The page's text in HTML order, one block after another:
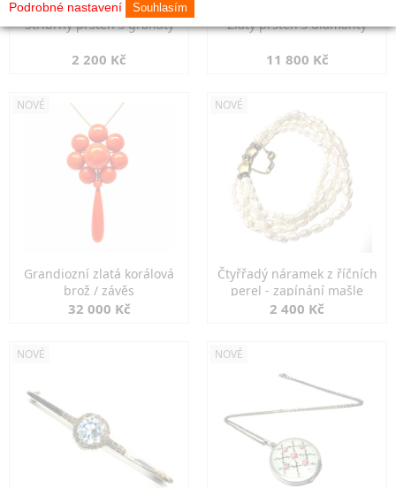
Stříbrný prsten s granáty
2 200 Kč
Zlatý prsten s diamanty
11 800 Kč
NOVÉ
Grandiozní zlatá korálová
brož / závěs
32 000 Kč
NOVÉ
Čtyřřadý náramek z říčních
perel - zapínání mašle
2 400 Kč
NOVÉ NOVÉ
Podrobné nastavení Souhlasím